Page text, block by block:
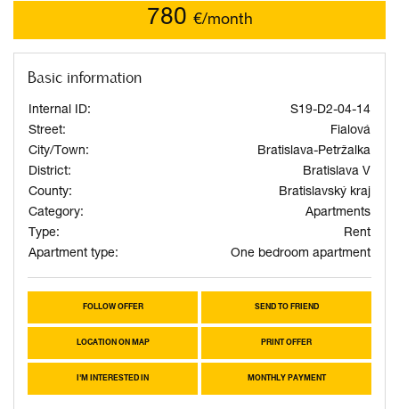
780 €/month
Basic information
Internal ID:
S19-D2-04-14
Street:
Fialová
City/Town:
Bratislava-Petržalka
District:
Bratislava V
County:
Bratislavský kraj
Category:
Apartments
Type:
Rent
Apartment type:
One bedroom apartment
FOLLOW OFFER SEND TO FRIEND
LOCATION ON MAP PRINT OFFER
I'M INTERESTED IN MONTHLY PAYMENT